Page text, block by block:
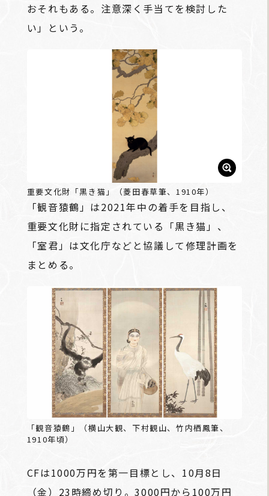
おそれもある。注意深く手当てを検討した
い」という。
重要文化財「黒き猫」（菱田春草筆、1910年）
「観音猿鶴」は2021年中の着手を目指し、
重要文化財に指定されている「黒き猫」、
「室君」は文化庁などと協議して修理計画を
まとめる。
「観音猿鶴」（横山大観、下村観山、竹内栖鳳筆、
1910年頃）
CFは1000万円を第一目標とし、10月8日
（金）23時締め切り。3000円から100万円